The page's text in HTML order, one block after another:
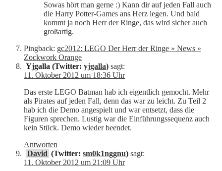
Sowas hört man gerne :) Kann dir auf jeden Fall auch
die Harry Potter-Games ans Herz legen. Und bald
kommt ja noch Herr der Ringe, das wird sicher auch
großartig.
Pingback: gc2012: LEGO Der Herr der Ringe » News »
Zockwork Orange
Yjgalla (Twitter: yjgalla) sagt:
11. Oktober 2012 um 18:36 Uhr
Das erste LEGO Batman hab ich eigentlich gemocht. Mehr
als Pirates auf jeden Fall, denn das war zu leicht. Zu Teil 2
hab ich die Demo angespielt und war entsetzt, dass die
Figuren sprechen. Lustig war die Einführungssequenz auch
kein Stück. Demo wieder beendet.
Antworten
David (Twitter: sm0k1nggnu) sagt:
11. Oktober 2012 um 21:09 Uhr